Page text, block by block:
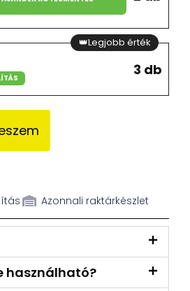
👑Legjobb érték
3 db
Azonnali raktárkészlet
használható?